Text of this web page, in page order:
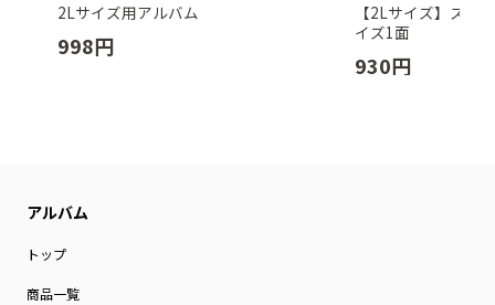
2Lサイズ用アルバム
998円
【2Lサイズ】スク
イズ1面
930円
トップ
商品一覧